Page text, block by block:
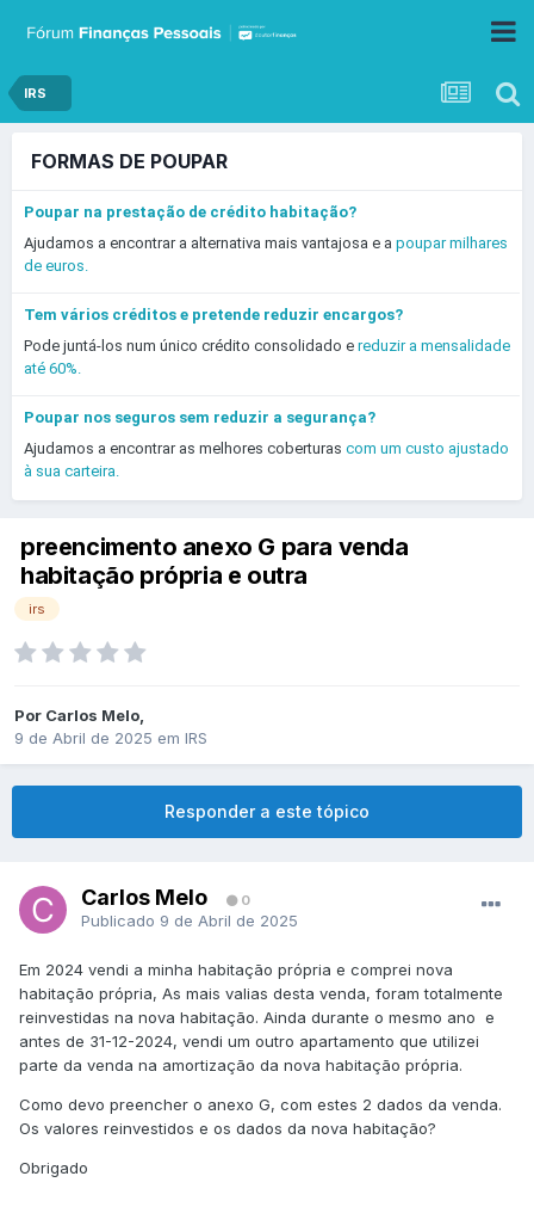
IRS
FORMAS DE POUPAR
Poupar na prestação de crédito habitação?
Ajudamos a encontrar a alternativa mais vantajosa e a poupar milhares
de euros.
Tem vários créditos e pretende reduzir encargos?
Pode juntá-los num único crédito consolidado e reduzir a mensalidade
até 60%.
Poupar nos seguros sem reduzir a segurança?
Ajudamos a encontrar as melhores coberturas com um custo ajustado
à sua carteira.
preencimento anexo G para venda
habitação própria e outra
irs
Por Carlos Melo,
9 de Abril de 2025 em IRS
Responder a este tópico
Carlos Melo 0
Publicado 9 de Abril de 2025
Em 2024 vendi a minha habitação própria e comprei nova
habitação própria, As mais valias desta venda, foram totalmente
reinvestidas na nova habitação. Ainda durante o mesmo ano e
antes de 31-12-2024, vendi um outro apartamento que utilizei
parte da venda na amortização da nova habitação própria.
Como devo preencher o anexo G, com estes 2 dados da venda.
Os valores reinvestidos e os dados da nova habitação?
Obrigado